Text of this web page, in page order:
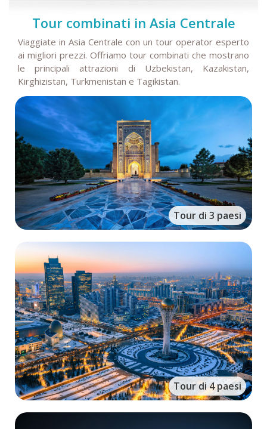
Tour combinati in Asia Centrale
Viaggiate in Asia Centrale con un tour operator esperto
ai migliori prezzi. Offriamo tour combinati che mostrano
le principali attrazioni di Uzbekistan, Kazakistan,
Kirghizistan, Turkmenistan e Tagikistan.
Tour di 3 paesi
Tour di 4 paesi